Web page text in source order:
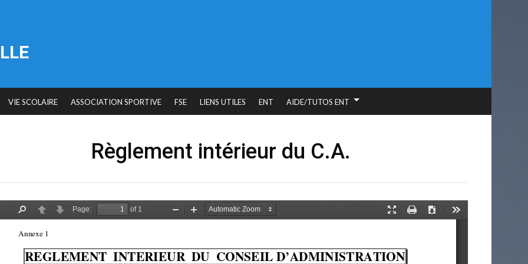
VIE SCOLAIRE ASSOCIATION SPORTIVE FSE LIENS UTILES ENT AIDE/TUTOS ENT
Règlement intérieur du C.A.